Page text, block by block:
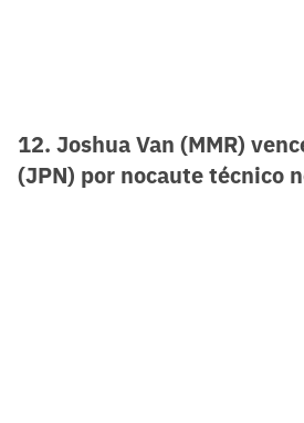
12. Joshua Van (MMR)
(JPN) por nocaute técnico